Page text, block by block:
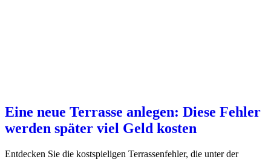
Eine neue Terrasse anlegen: Diese Fehler
werden später viel Geld kosten
Entdecken Sie die kostspieligen Terrassenfehler, die unter der